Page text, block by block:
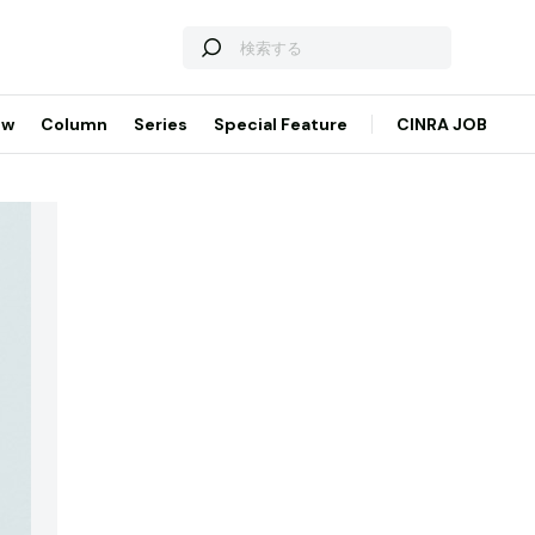
Column Series Special Feature CINRA JOB